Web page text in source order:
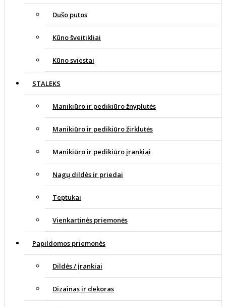
Dušo putos
Kūno šveitikliai
Kūno sviestai
STALEKS
Manikiūro ir pedikiūro žnyplutės
Manikiūro ir pedikiūro žirklutės
Manikiūro ir pedikiūro įrankiai
Nagų dildės ir priedai
Teptukai
Vienkartinės priemonės
Papildomos priemonės
Dildės / įrankiai
Dizainas ir dekoras